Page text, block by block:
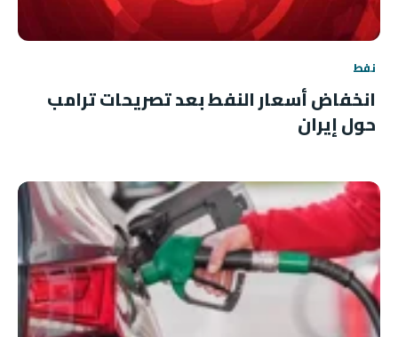
نفط
انخفاض أسعار النفط بعد تصريحات ترامب
حول إيران